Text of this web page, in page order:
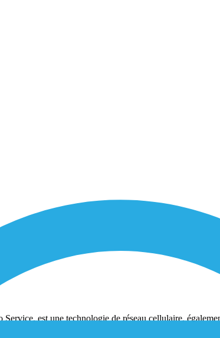
est une technologie de réseau cellulaire,
précédentes. Cela crée une connectivité permanente